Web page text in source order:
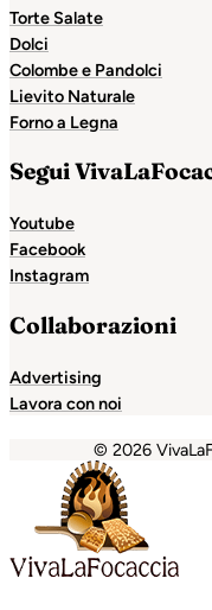
Torte Salate
Dolci
Colombe e Pandolci
Lievito Naturale
Forno a Legna
Segui
Youtube
Facebook
Instagram
Collaborazioni
Advertising
Lavora con noi
© 2026
holiganbet